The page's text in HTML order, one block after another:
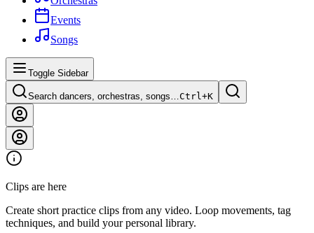
Events
Songs
Toggle Sidebar
Search dancers, orchestras, songs…Ctrl+K
Clips are here
Create short practice clips from any video. Loop movements, tag
techniques, and build your personal library.